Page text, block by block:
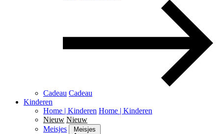
Cadeau Cadeau
Kinderen
Home | Kinderen Home | Kinderen
Nieuw Nieuw
Meisjes
Meisjes